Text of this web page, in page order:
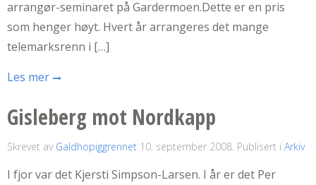
arrangør-seminaret på Gardermoen.Dette er en pris
som henger høyt. Hvert år arrangeres det mange
telemarksrenn i […]
Les mer
Gisleberg mot Nordkapp
Skrevet av Galdhopiggrennet 10. september 2008 . Publisert i Arkiv
I fjor var det Kjersti Simpson-Larsen. I år er det Per